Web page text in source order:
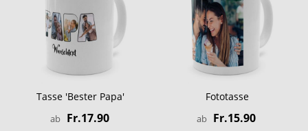
Tasse 'Bester Papa'
ab Fr.17.90
Fototasse
ab Fr.15.90